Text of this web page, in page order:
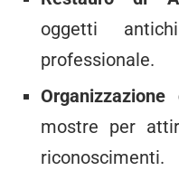
oggetti
professionale.
mostre per
riconoscimenti.